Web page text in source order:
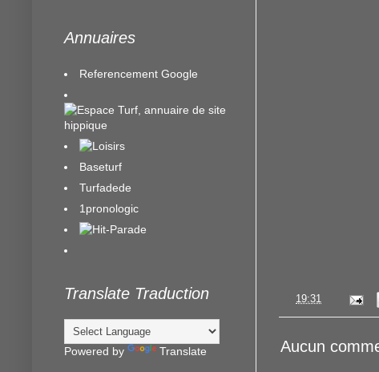
19:31
Aucun
Annuaires
Referencement Google
Baseturf
Turfadede
1pronologic
Translate Traduction
Powered by Translate